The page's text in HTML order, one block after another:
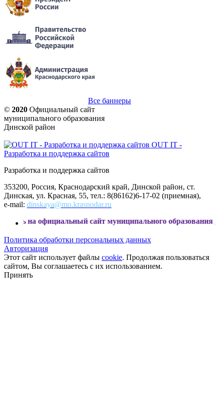
Все баннеры
© 2020 Официальный сайт
муниципального образования
Динской район
OUT IT -
Разработка и поддержка сайтов
Разработка и поддержка сайтов
353200, Россия, Краснодарский край, Динской район, ст.
Динская, ул. Красная, 55, тел.: 8(86162)6-17-02 (приемная),
e-mail: dinskaya@mo.krasnodar.ru
сайт муниципального образования Динской
Политика обработки персональных данных
Авторизация
Этот сайт использует файлы cookie. Продолжая пользоваться
сайтом, Вы соглашаетесь с их использованием.
Принять